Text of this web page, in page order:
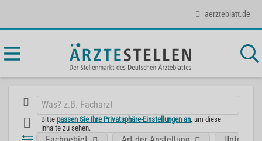
aerzteblatt.de
Bittepassen Sie Ihre Privatsphäre-Einstellungen an , um diese
Inhalte zu sehen.